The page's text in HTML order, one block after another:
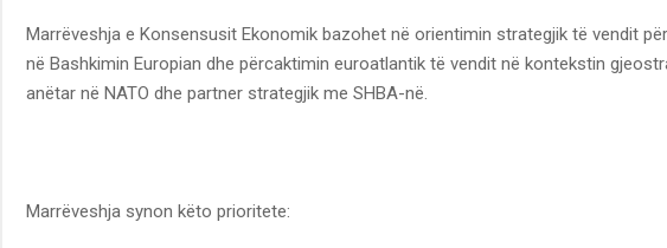
Marrëveshja e Konsensusit Ekonomik bazohet në orientimin strategjik të vendit
në Bashkimin Europian dhe përcaktimin euroatlantik të vendit në kontekstin
anëtar në NATO dhe partner strategjik me SHBA-në.
Marrëveshja synon këto prioritete: